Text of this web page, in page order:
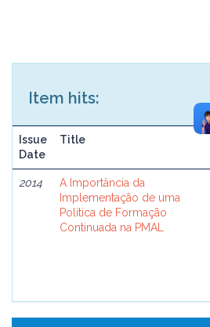
Item hits:
Issue
Date
Title
2014
A Importância da
Implementação de uma
Política de Formação
Continuada na PMAL